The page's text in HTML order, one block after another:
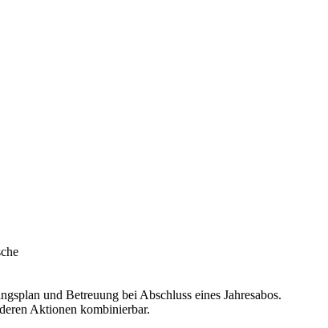
und Betreuung bei Abschluss eines Jahresabos.
Aktionen kombinierbar.